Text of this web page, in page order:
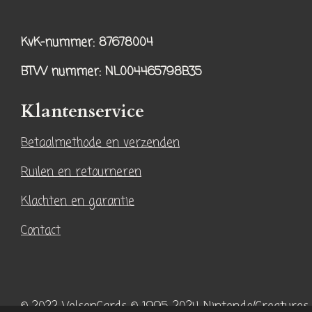
n
t
a
r
a
m
i
T
o
KvK-nummer: 87678004
BTW nummer: NL004465798B35
Klantenservice
Betaalmethode en verzenden
Ruilen en retourneren
Klachten en garantie
Contact
© 2022 VelsenCards © 1995-2024 Nintendo/Creatures